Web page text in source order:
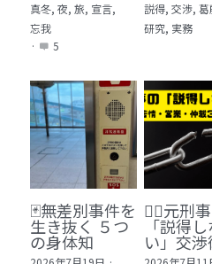
📮ASK（無料読者登録 or
📚 100冊の「本は飲
1 クレーム・犯罪・説
2 発達障害・精神疾患
3 身体知・非言語・情
ログイン/ 登録
検索
日本語
日本語
真冬, 夜, 旅, 宣言,
忘我
·
5
説得, 交渉, 葛
研究, 実務
🃏無差別事件を
生き抜く ５つ
の身体知
🙅‍♂️元刑
「説得
い」交